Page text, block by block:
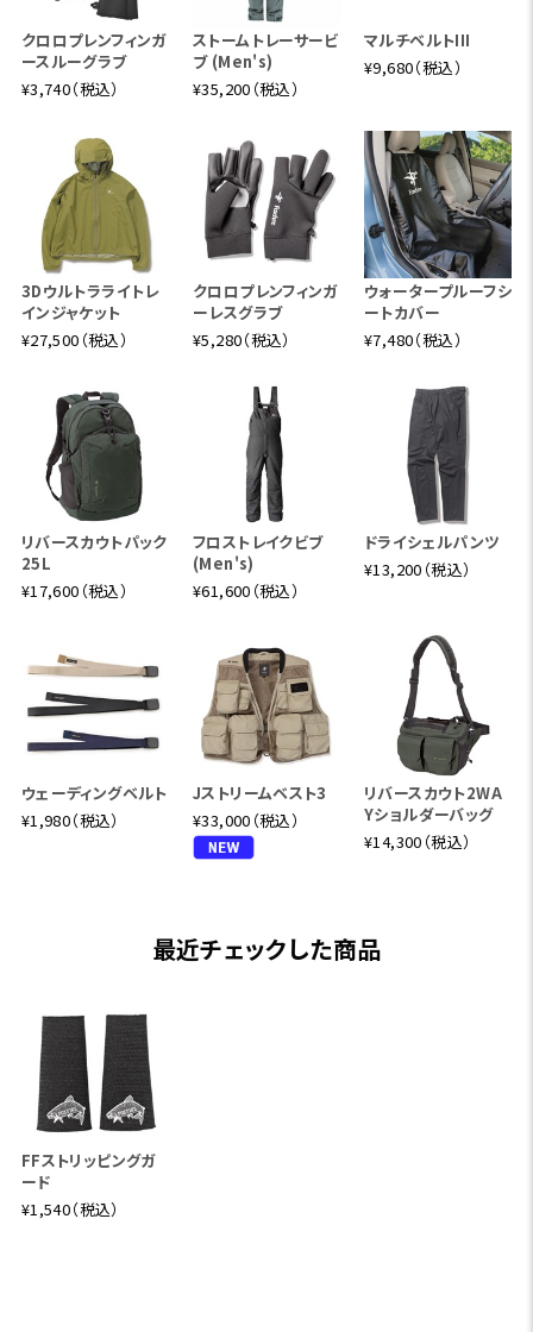
クロロプレンフィンガ
ースルーグラブ
¥3,740（税込）
ストームトレーサービ
ブ (Men's)
¥35,200（税込）
マルチベルトIII
¥9,680（税込）
3Dウルトラライトレ
インジャケット
¥27,500（税込）
クロロプレンフィンガ
ーレスグラブ
¥5,280（税込）
ウォータープルーフシ
ートカバー
¥7,480（税込）
リバースカウトパック
25L
¥17,600（税込）
フロストレイクビブ
(Men's)
¥61,600（税込）
ドライシェルパンツ
¥13,200（税込）
ウェーディングベルト
¥1,980（税込）
Jストリームベスト3
¥33,000（税込）
リバースカウト2WA
Yショルダーバッグ
¥14,300（税込）
最近チェックした商品
FFストリッピングガ
ード
¥1,540（税込）